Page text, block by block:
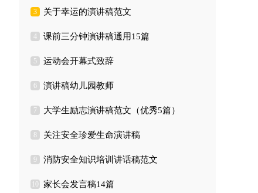
3 关于幸运的演讲稿范文
4 课前三分钟演讲稿通用15篇
5 运动会开幕式致辞
6 演讲稿幼儿园教师
7 大学生励志演讲稿范文（优秀5篇）
8 关注安全珍爱生命演讲稿
9 消防安全知识培训讲话稿范文
10 家长会发言稿14篇